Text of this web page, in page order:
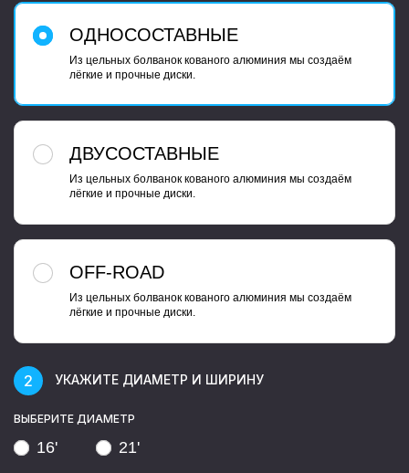
ОДНОСОСТАВНЫЕ
Из цельных болванок кованого алюминия мы создаём
лёгкие и прочные диски.
ДВУСОСТАВНЫЕ
Из цельных болванок кованого алюминия мы создаём
лёгкие и прочные диски.
OFF-ROAD
Из цельных болванок кованого алюминия мы создаём
лёгкие и прочные диски.
УКАЖИТЕ ДИАМЕТР И ШИРИНУ
ВЫБЕРИТЕ ДИАМЕТР
16'
21'